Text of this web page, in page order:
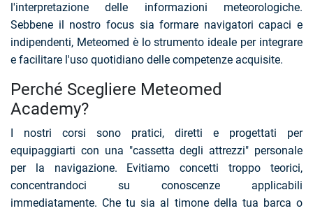
l'interpretazione delle informazioni meteorologiche.
Sebbene il nostro focus sia formare navigatori capaci e
indipendenti, Meteomed è lo strumento ideale per integrare
e facilitare l'uso quotidiano delle competenze acquisite.
Perché Scegliere Meteomed
Academy?
I nostri corsi sono pratici, diretti e progettati per
equipaggiarti con una "cassetta degli attrezzi" personale
per la navigazione. Evitiamo concetti troppo teorici,
concentrandoci su conoscenze applicabili
immediatamente. Che tu sia al timone della tua barca o